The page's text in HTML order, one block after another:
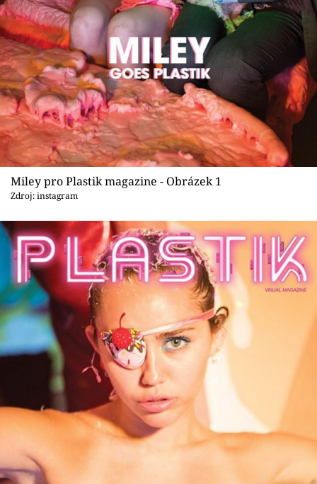
Videa
Sledujte prima+
Přihlášení
Sledujte nás
Miley pro Plastik magazine - Obrázek 1
Zdroj: instagram